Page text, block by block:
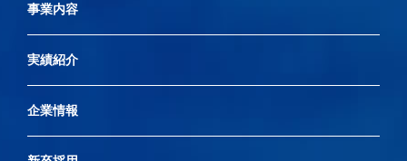
事業内容
実績紹介
企業情報